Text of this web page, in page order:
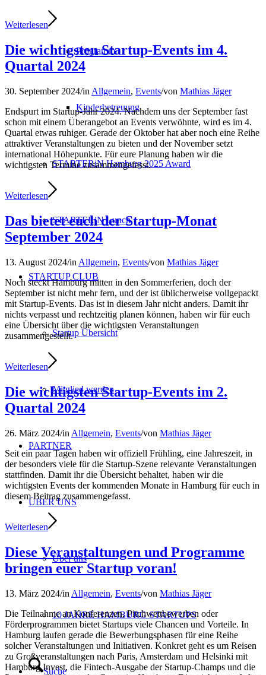
Programm
Kinderbetreuung
STARTERiN Hamburg 2025 Award
STARTERiN Lunch
STARTUP CLUB
Startup Übersicht
Mitglied werden
PARTNER
ÜBER UNS
Über uns
10 JAHRE HAMBURG STARTUPS
Suche
Weiterlesen
Die wichtigsten Startup-Events im 4.
Quartal 2024
30. September 2024/in Allgemein, Events/von Mathias Jäger
Endspurt im Startup-Jahr 2024. Nachdem uns der September fast
schon mit einem Überangebot an Events verwöhnte, wird es im 4.
Quartal etwas ruhiger. Gerade der Oktober hat aber noch eine Reihe
attraktiver Veranstaltungen zu bieten und der November setzt
international Höhepunkte. Für eure Planung haben wir die
wichtigsten Termine zusammengefasst.
Weiterlesen
Das bietet euch der Startup-Monat
September 2024
13. August 2024/in Allgemein, Events/von Mathias Jäger
Noch steckt Hamburg mitten in den Sommerferien, doch der
September ist nicht mehr fern, und der ist üblicherweise vollgepackt
mit Startup-Events. Das ist in diesem Jahr nicht anders. Damit ihr
nichts verpasst und rechtzeitig planen können, haben wir für euch
eine Übersicht über die wichtigsten Veranstaltungen
zusammengestellt.
Weiterlesen
Die wichtigsten Startup-Events im 2.
Quartal 2024
26. März 2024/in Allgemein, Events/von Mathias Jäger
Seit ein paar Tagen haben wir offiziell Frühling, eine Jahreszeit, in
der besonders viele für die Startup-Szene relevante Veranstaltungen
stattfinden. Damit ihr die Übersicht behaltet, haben wir die
wichtigsten Events der kommenden Monate in Hamburg für euch in
diesem Beitrag zusammengefasst.
Weiterlesen
Diese Veranstaltungen und Programme
bringen euer Startup voran!
13. März 2024/in Allgemein, Events/von Mathias Jäger
Die Teilnahme an Konferenzen, Pitchwettbewerben oder
Förderprogrammen bietet Startups viele Chancen und Vorteile. In
Hamburg laufen gerade die Bewerbungsphasen für eine Reihe
solcher Veranstaltungen und Initiativen. Konkret geht es um Reisen
zu Großveranstaltungen nach Paris, Amsterdam und Helsinki mit
Hamburg Invest, die Fintech-Ausgabe der Startup-Champs und die